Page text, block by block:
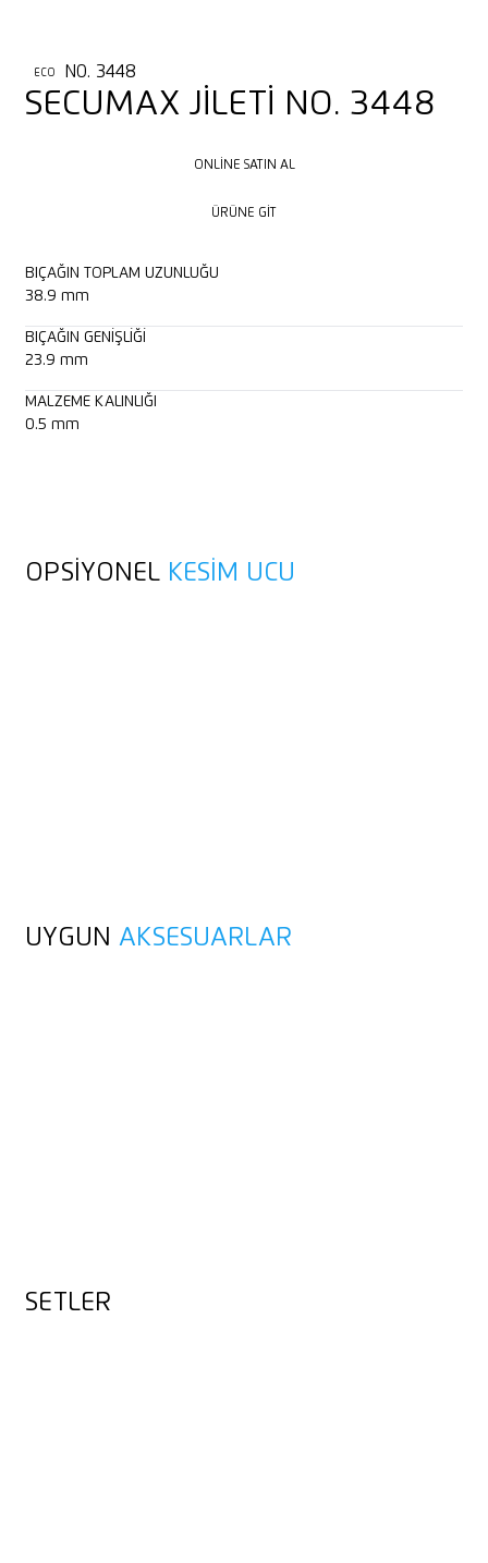
ECO NO. 3448
SECUMAX JİLETİ NO. 3448
ONLINE SATIN AL
ÜRÜNE GIT
BIÇAĞIN TOPLAM UZUNLUĞU
38.9 mm
BIÇAĞIN GENIŞLIĞI
23.9 mm
MALZEME KALINLIĞI
0.5 mm
OPSIYONEL KESIM UCU
UYGUN AKSESUARLAR
SETLER